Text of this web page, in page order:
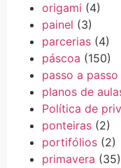
origami (4)
painel (3)
parcerias (4)
páscoa (150)
passo a passo
planos de
Política de
ponteiras (2)
portifólios (2)
primavera (35)